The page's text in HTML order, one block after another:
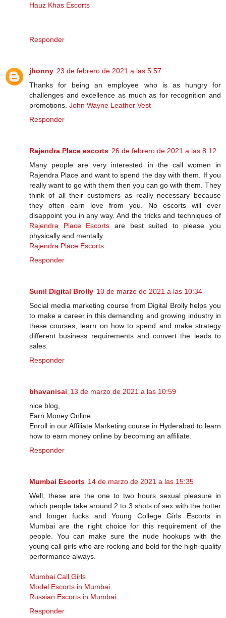
Hauz Khas Escorts
Responder
jhonny 23 de febrero de 2021 a las 5:57
Thanks for being an employee who is as hungry for
challenges and excellence as much as for recognition and
promotions. John Wayne Leather Vest
Responder
Rajendra Place escorts 26 de febrero de 2021 a las 8:12
Many people are very interested in the call women in
Rajendra Place and want to spend the day with them. If you
really want to go with them then you can go with them. They
think of all their customers as really necessary because
they often earn love from you. No escorts will ever
disappoint you in any way. And the tricks and techniques of
Rajendra Place Escorts are best suited to please you
physically and mentally.
Rajendra Place Escorts
Responder
Sunil Digital Brolly 10 de marzo de 2021 a las 10:34
Social media marketing course from Digital Brolly helps you
to make a career in this demanding and growing industry in
these courses, learn on how to spend and make strategy
different business requirements and convert the leads to
sales.
Responder
bhavanisai 13 de marzo de 2021 a las 10:59
nice blog,
Earn Money Online
Enroll in our Affiliate Marketing course in Hyderabad to learn
how to earn money online by becoming an affiliate.
Responder
Mumbai Escorts 14 de marzo de 2021 a las 15:35
Well, these are the one to two hours sexual pleasure in
which people take around 2 to 3 shots of sex with the hotter
and longer fucks and Young College Girls Escorts in
Mumbai are the right choice for this requirement of the
people. You can make sure the nude hookups with the
young call girls who are rocking and bold for the high-quality
performance always.
Mumbai Call Girls
Model Escorts in Mumbai
Russian Escorts in Mumbai
Responder